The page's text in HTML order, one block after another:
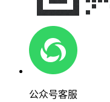
公众号客服